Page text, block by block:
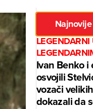
Najnovije
Ivan Benko i
osvojili
vozači
dokazali da